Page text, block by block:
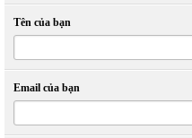
Tên của bạn
Email của bạn